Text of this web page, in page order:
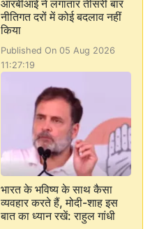
आरबीआई ने लगातार तीसरी बार
नीतिगत दरों में कोई बदलाव नहीं
किया
Published On 05 Aug 2026
11:27:19
भारत के भविष्य के साथ कैसा
व्यवहार करते हैं, मोदी-शाह इस
बात का ध्यान रखें: राहुल गांधी